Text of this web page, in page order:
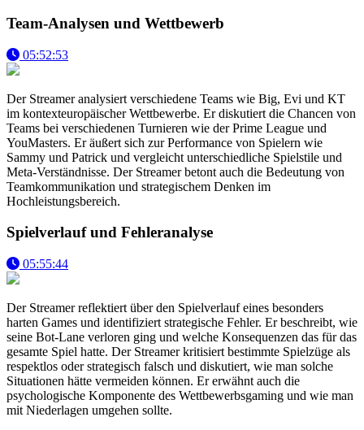
Team-Analysen und Wettbewerb
05:52:53
Der Streamer analysiert verschiedene Teams wie Big, Evi und KT
im kontexteuropäischer Wettbewerbe. Er diskutiert die Chancen von
Teams bei verschiedenen Turnieren wie der Prime League und
YouMasters. Er äußert sich zur Performance von Spielern wie
Sammy und Patrick und vergleicht unterschiedliche Spielstile und
Meta-Verständnisse. Der Streamer betont auch die Bedeutung von
Teamkommunikation und strategischem Denken im
Hochleistungsbereich.
Spielverlauf und Fehleranalyse
05:55:44
Der Streamer reflektiert über den Spielverlauf eines besonders
harten Games und identifiziert strategische Fehler. Er beschreibt, wie
seine Bot-Lane verloren ging und welche Konsequenzen das für das
gesamte Spiel hatte. Der Streamer kritisiert bestimmte Spielzüge als
respektlos oder strategisch falsch und diskutiert, wie man solche
Situationen hätte vermeiden können. Er erwähnt auch die
psychologische Komponente des Wettbewerbsgaming und wie man
mit Niederlagen umgehen sollte.